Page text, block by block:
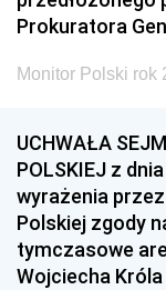
Prokuratora
Monitor Polski rok
UCHWAŁA
POLSKIEJ z
wyrażenia
Polskiej zgody
tymczasowe
Wojciecha Króla